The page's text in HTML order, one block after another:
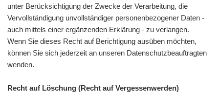
unter Berücksichtigung der Zwecke der Verarbeitung, die
Vervollständigung unvollständiger personenbezogener Daten -
auch mittels einer ergänzenden Erklärung - zu verlangen.
Wenn Sie dieses Recht auf Berichtigung ausüben möchten,
können Sie sich jederzeit an unseren Datenschutzbeauftragten
wenden.
Recht auf Löschung (Recht auf Vergessenwerden)